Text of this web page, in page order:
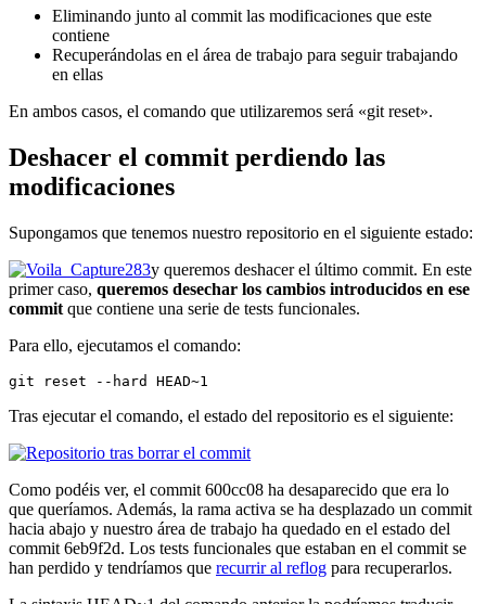
Eliminando junto al commit las modificaciones que este
contiene
Recuperándolas en el área de trabajo para seguir trabajando
en ellas
En ambos casos, el comando que utilizaremos será «git reset».
Deshacer el commit perdiendo las
modificaciones
Supongamos que tenemos nuestro repositorio en el siguiente estado:
y queremos deshacer el último commit. En este
primer caso, queremos desechar los cambios introducidos en ese
commit que contiene una serie de tests funcionales.
Para ello, ejecutamos el comando:
git reset --hard HEAD~1
Tras ejecutar el comando, el estado del repositorio es el siguiente:
Como podéis ver, el commit 600cc08 ha desaparecido que era lo
que queríamos. Además, la rama activa se ha desplazado un commit
hacia abajo y nuestro área de trabajo ha quedado en el estado del
commit 6eb9f2d. Los tests funcionales que estaban en el commit se
han perdido y tendríamos que recurrir al reflog para recuperarlos.